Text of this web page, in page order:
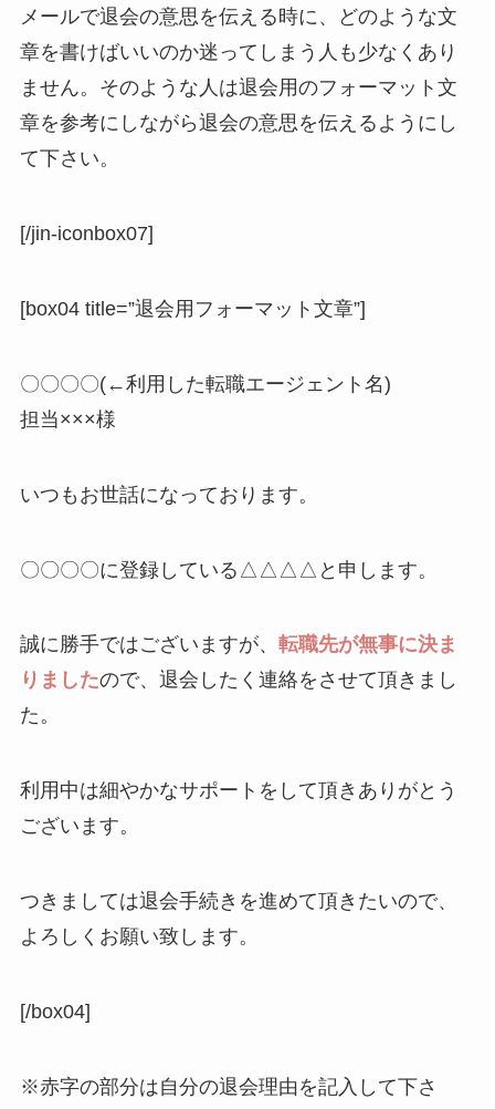
メールで退会の意思を伝える時に、どのような文
章を書けばいいのか迷ってしまう人も少なくあり
ません。そのような人は退会用のフォーマット文
章を参考にしながら退会の意思を伝えるようにし
て下さい。
[/jin-iconbox07]
[box04 title=”退会用フォーマット文章”]
〇〇〇〇(←利用した転職エージェント名)
担当×××様
いつもお世話になっております。
〇〇〇〇に登録している△△△△と申します。
誠に勝手ではございますが、 転職先が無事に決ま
りましたので、退会したく連絡をさせて頂きまし
た。
利用中は細やかなサポートをして頂きありがとう
ございます。
つきましては退会手続きを進めて頂きたいので、
よろしくお願い致します。
[/box04]
※赤字の部分は自分の退会理由を記入して下さ